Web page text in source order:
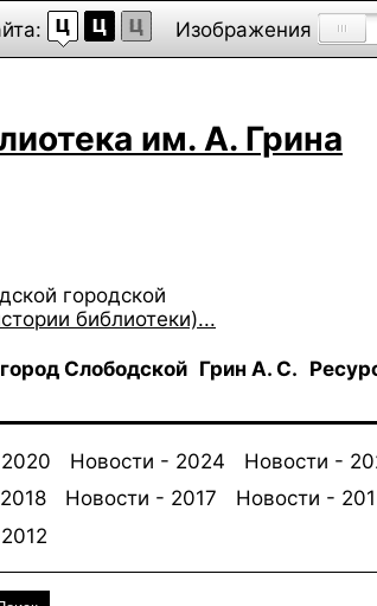
Изображения
им. А. Грина
городской
библиотеки)...
Слободской Грин А. С.
Новости - 2024
Новости -
Новости - 2017
Новости -